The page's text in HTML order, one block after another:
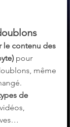
le contenu des
pour
même
de